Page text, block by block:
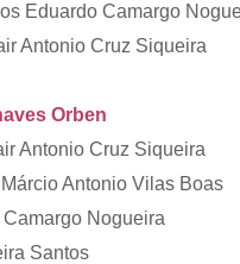
Eduardo Camargo
Antonio Cruz Siqueira
Orben
Antonio Cruz Siqueira
Antonio Vilas Boas
Nogueira
Santos